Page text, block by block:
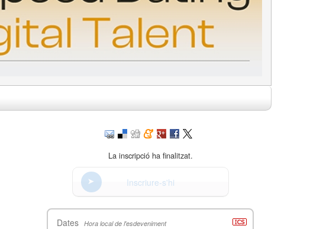
La inscripció ha finalitzat.
Inscriure-s'hi
Dates Hora local de l'esdeveniment